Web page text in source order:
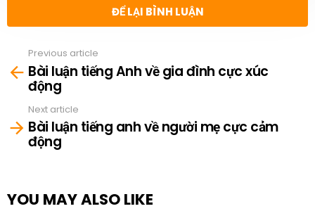
ĐỂ LẠI BÌNH LUẬN
more
Previous article
Bài luận tiếng Anh về gia đình cực xúc
động
Next article
Bài luận tiếng anh về người mẹ cực cảm
động
YOU MAY ALSO LIKE